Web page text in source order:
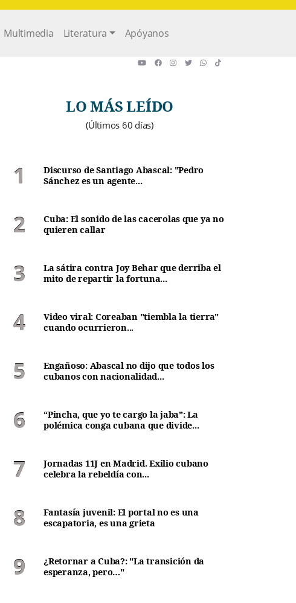
Multimedia Literatura Apóyanos
LO MÁS LEÍDO
(Últimos 60 días)
Discurso de Santiago Abascal: "Pedro
Sánchez es un agente...
Cuba: El sonido de las cacerolas que ya no
quieren callar
La sátira contra Joy Behar que derriba el
mito de repartir la fortuna...
Video viral: Coreaban "tiembla la tierra"
cuando ocurrieron...
Engañoso: Abascal no dijo que todos los
cubanos con nacionalidad...
“Pincha, que yo te cargo la jaba”: La
polémica conga cubana que divide...
Jornadas 11J en Madrid. Exilio cubano
celebra la rebeldía con...
Fantasía juvenil: El portal no es una
escapatoria, es una grieta
¿Retornar a Cuba?: "La transición da
esperanza, pero…"